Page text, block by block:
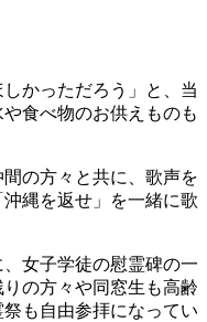
かっただろう」と、当
食べ物のお供えものも
の方々と共に、歌声を
縄を返せ」を一緒に歌
女子学徒の慰霊碑の一
の方々や同窓生も高齢
も自由参拝になってい